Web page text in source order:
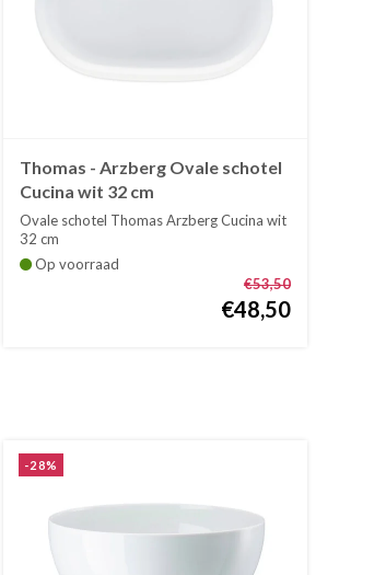
Thomas - Arzberg Ovale schotel
Cucina wit 32 cm
Ovale schotel Thomas Arzberg Cucina wit
32 cm
Op voorraad
€53,50
€48,50
-28%